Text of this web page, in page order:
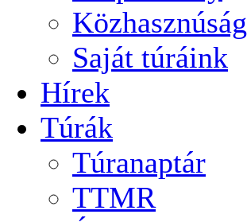
Közhasznúság
Saját túráink
Hírek
Túrák
Túranaptár
TTMR